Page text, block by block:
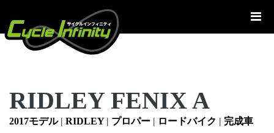
テ
RIDLEY FENIX A
2017モデル| RIDLEY| プロパー | ロードバイク | 完成車